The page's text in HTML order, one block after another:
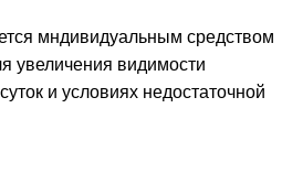
мндивидуальным средством
увеличения видимости
и условиях недостаточной